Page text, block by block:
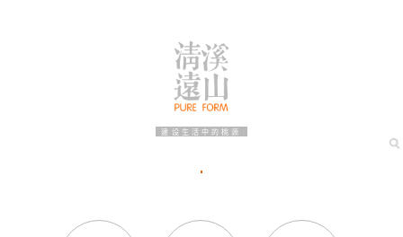
建设生活中的桃源